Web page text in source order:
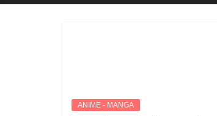
ANIME - MANGA